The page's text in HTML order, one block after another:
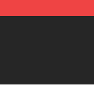
J Balvin Store -